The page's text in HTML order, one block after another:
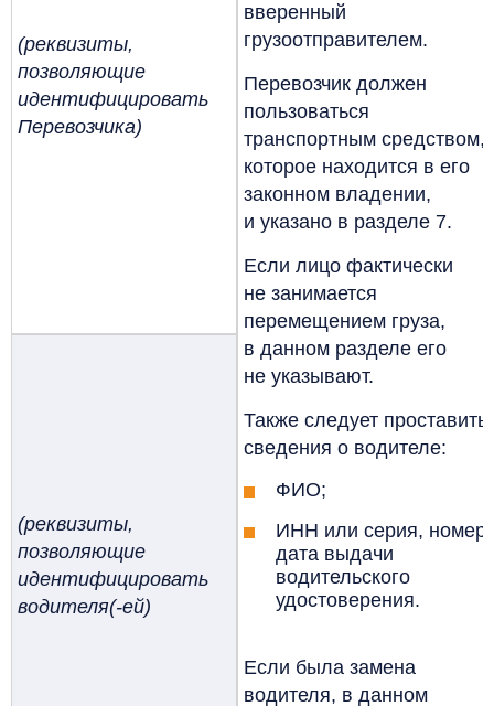
(реквизиты,
позволяющие
идентифицировать
Перевозчика)
вверенный
грузоотправителем.
Перевозчик должен
пользоваться
транспортным средством,
которое находится в его
законном владении,
и указано в разделе 7.
Если лицо фактически
не занимается
перемещением груза,
в данном разделе его
не указывают.
Также следует проставить
сведения о водителе:
ФИО;
ИНН или серия, номер,
дата выдачи
водительского
удостоверения.
Если была замена
водителя, в данном
(реквизиты,
позволяющие
идентифицировать
водителя(-ей)